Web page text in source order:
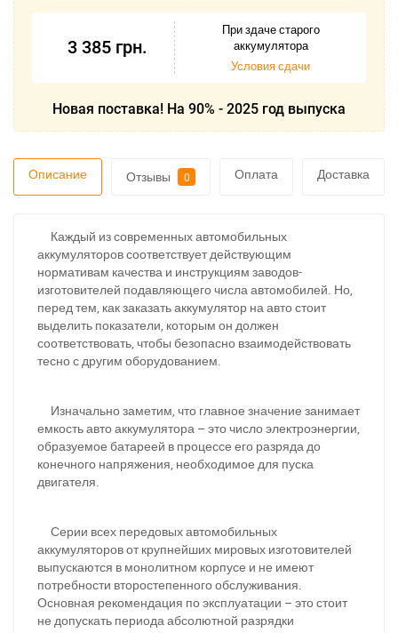
3 385 грн.
При здаче старого
аккумулятора
Условия сдачи
Новая поставка! На 90% - 2025 год выпуска
Описание Отзывы 0 Оплата Доставка
Каждый из современных автомобильных
аккумуляторов соответствует действующим
нормативам качества и инструкциям заводов-
изготовителей подавляющего числа автомобилей. Но,
перед тем, как заказать аккумулятор на авто стоит
выделить показатели, которым он должен
соответствовать, чтобы безопасно взаимодействовать
тесно с другим оборудованием.
Изначально заметим, что главное значение занимает
емкость авто аккумулятора – это число электроэнергии,
образуемое батареей в процессе его разряда до
конечного напряжения, необходимое для пуска
двигателя.
Серии всех передовых автомобильных
аккумуляторов от крупнейших мировых изготовителей
выпускаются в монолитном корпусе и не имеют
потребности второстепенного обслуживания.
Основная рекомендация по эксплуатации – это стоит
не допускать периода абсолютной разрядки